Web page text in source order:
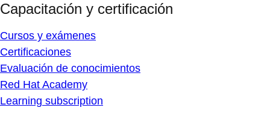
Capacitación y certificación
Cursos y exámenes
Certificaciones
Evaluación de conocimientos
Red Hat Academy
Learning subscription